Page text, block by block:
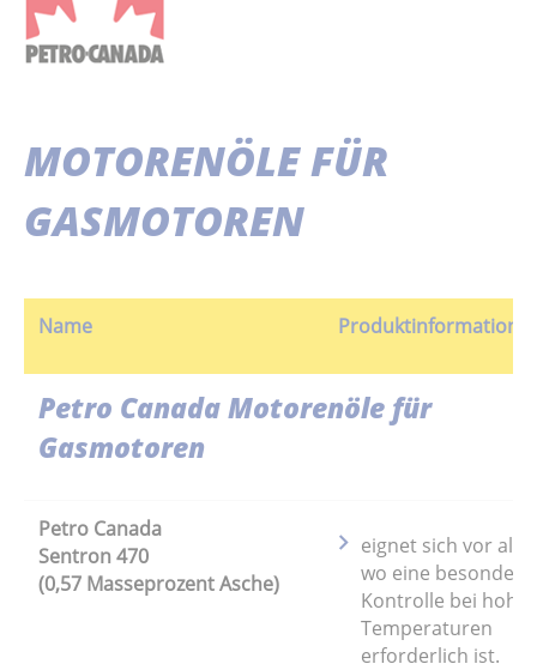
MOTORENÖLE FÜR
GASMOTOREN
Name Produktinformation
Petro Canada Motorenöle für
Gasmotoren
Petro Canada
Sentron 470
(0,57 Masseprozent Asche)
eignet sich vor
wo eine
Kontrolle bei
Temperaturen
erforderlich ist.